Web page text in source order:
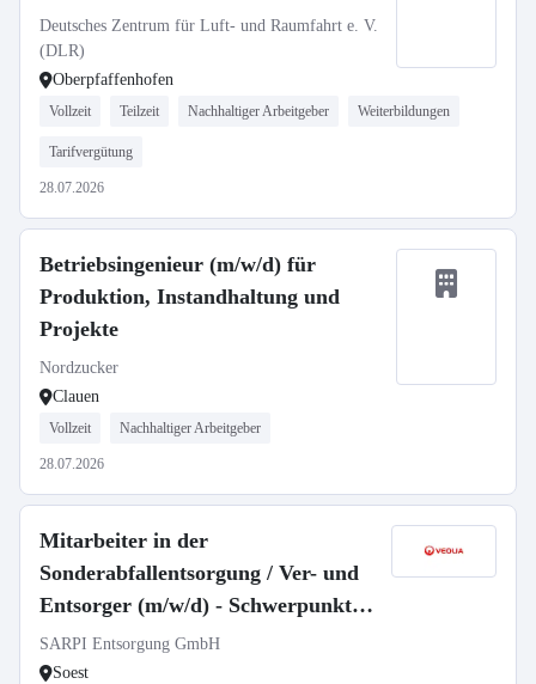
Deutsches Zentrum für Luft- und Raumfahrt e. V.
(DLR)
Oberpfaffenhofen
Vollzeit Teilzeit Nachhaltiger Arbeitgeber Weiterbildungen
Tarifvergütung
28.07.2026
Betriebsingenieur (m/w/d) für
Produktion, Instandhaltung und
Projekte
Nordzucker
Clauen
Vollzeit Nachhaltiger Arbeitgeber
28.07.2026
Mitarbeiter in der
Sonderabfallentsorgung / Ver- und
Entsorger (m/w/d) - Schwerpunkt
Chemie / Lagerlogistik
SARPI Entsorgung GmbH
Soest